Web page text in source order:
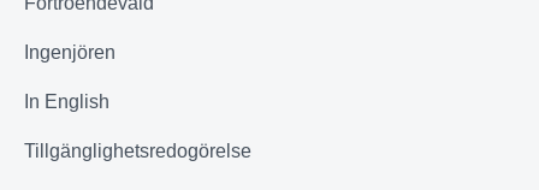
Ingenjören
In English
Tillgänglighetsredogörelse